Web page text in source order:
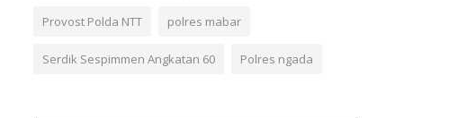
Provost Polda NTT polres mabar
Serdik Sespimmen Angkatan 60 Polres ngada